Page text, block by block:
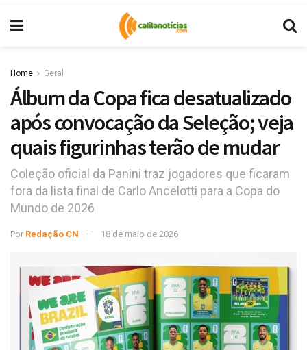
Home Geral
Álbum da Copa fica desatualizado
após convocação da Seleção; veja
quais figurinhas terão de mudar
Coleção oficial da Panini traz jogadores que ficaram
fora da lista final de Carlo Ancelotti para a Copa do
Mundo de 2026
Por Redação CN 18 de maio de 2026